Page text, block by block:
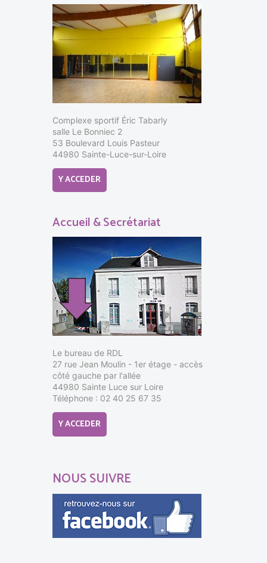
Complexe sportif Éric Tabarly
salle Le Bonniec 2
53 Boulevard Louis Pasteur
44980 Sainte-Luce-sur-Loire
Y ACCEDER
Accueil & Secrétariat
Le bureau de RDL
27 rue Jean Moulin - 1er étage - accès
côté gauche par l'allée
44980 Sainte Luce sur Loire
Téléphone : 02 40 25 67 35
Y ACCEDER
NOUS SUIVRE